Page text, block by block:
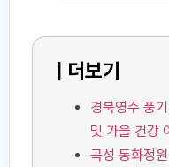
| 더보기
경북영주 풍
및 가을 건강
곡성 동화정